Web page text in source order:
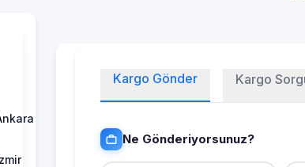
Kargo Gönder Kargo
Ne Gönderiyorsunuz?